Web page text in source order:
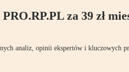
za 39 zł
analiz, opinii ekspertów i kluczowych